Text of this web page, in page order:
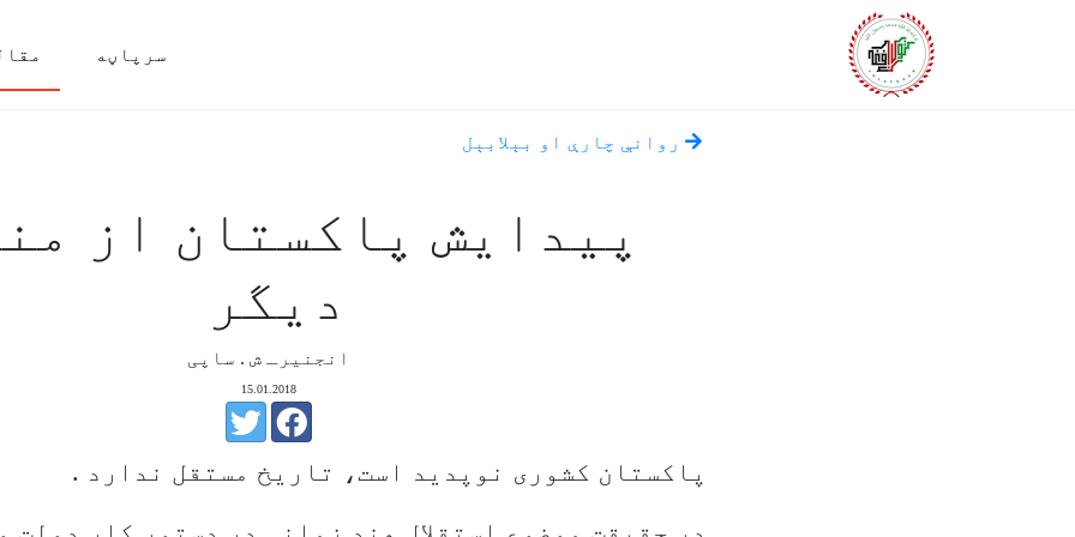
سرپاڼه
روانې چارې او بېلابېل
پیدایش پاکستان از
دیگر
انجنیرـ ش . ساپی
15.01.2018
پاکستان کشوری نوپدید است، تاریخ مستقل ندارد .